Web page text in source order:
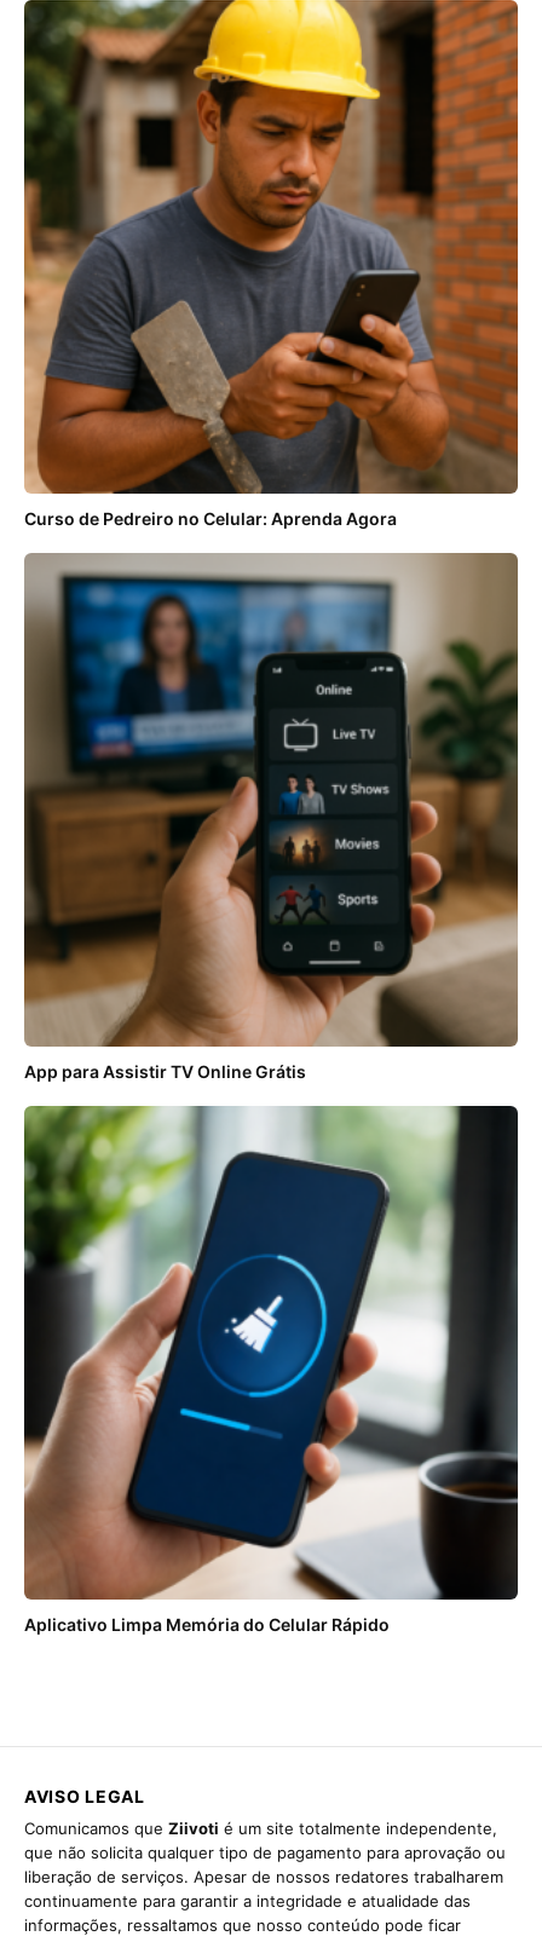
Curso de Pedreiro no Celular: Aprenda Agora
App para Assistir TV Online Grátis
Aplicativo Limpa Memória do Celular Rápido
AVISO LEGAL
Comunicamos que Ziivoti é um site totalmente independente,
que não solicita qualquer tipo de pagamento para aprovação ou
liberação de serviços. Apesar de nossos redatores trabalharem
continuamente para garantir a integridade e atualidade das
informações, ressaltamos que nosso conteúdo pode ficar